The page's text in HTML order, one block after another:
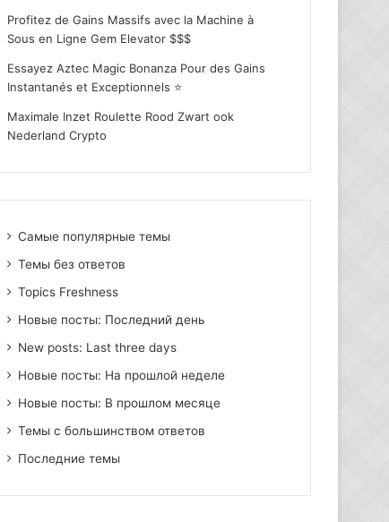
Profitez de Gains Massifs avec la Machine à
Sous en Ligne Gem Elevator $$$
Essayez Aztec Magic Bonanza Pour des Gains
Instantanés et Exceptionnels ⭐
Maximale Inzet Roulette Rood Zwart ook
Nederland Crypto
Самые популярные темы
Темы без ответов
Topics Freshness
Новые посты: Последний день
New posts: Last three days
Новые посты: На прошлой неделе
Новые посты: В прошлом месяце
Темы с большинством ответов
Последние темы